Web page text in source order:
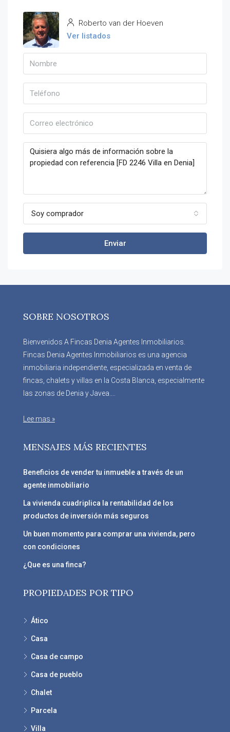
Roberto van der Hoeven
Ver listados
Soy comprador
Enviar
SOBRE NOSOTROS
Bienvenidos A Fincas Denia Agentes Inmobiliarios.
Fincas Denia Agentes Inmobiliarios es una agencia
inmobiliaria independiente, especializada en venta de
fincas, chalets y villas en la Costa Blanca, especialmente
las zonas de Denia y Javea....
Lee mas »
MENSAJES MÁS RECIENTES
Beneficios de vender tu inmueble a través de un
agente inmobiliario
La vivienda cuadriplica la rentabilidad de los
productos de inversión más seguros
Un buen momento para comprar una vivienda, pero
con condiciones
¿Que es una finca?
PROPIEDADES POR TIPO
Ático
Casa
Casa de campo
Casa de pueblo
Chalet
Parcela
Villa